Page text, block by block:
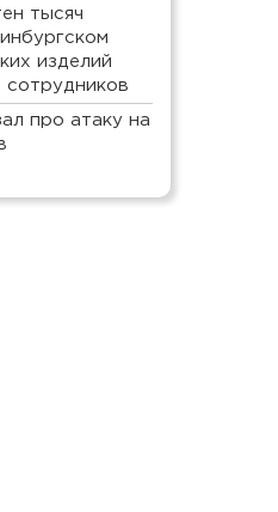
тысяч
изделий
сотрудников
про атаку на